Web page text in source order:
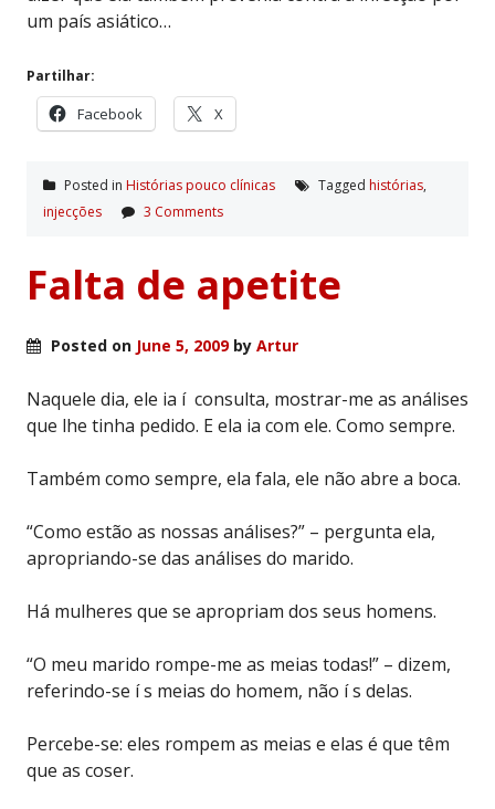
um país asiático…
Partilhar:
Facebook X
Posted in Histórias pouco clí­nicas Tagged histórias,
injecções
3 Comments
Falta de apetite
Posted on June 5, 2009by Artur
Naquele dia, ele ia í consulta, mostrar-me as análises
que lhe tinha pedido. E ela ia com ele. Como sempre.
Também como sempre, ela fala, ele não abre a boca.
“Como estão as nossas análises?” – pergunta ela,
apropriando-se das análises do marido.
Há mulheres que se apropriam dos seus homens.
“O meu marido rompe-me as meias todas!” – dizem,
referindo-se í s meias do homem, não í s delas.
Percebe-se: eles rompem as meias e elas é que têm
que as coser.